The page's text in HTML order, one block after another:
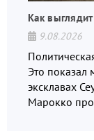
Как
9.08.2026
Это показал
эксклавах
Марокко